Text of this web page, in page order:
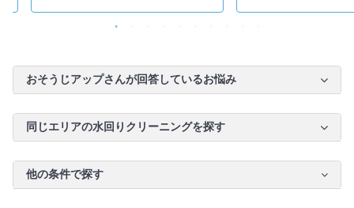
おそうじアップさんが回答しているお悩み
同じエリアの水回りクリーニングを探す
他の条件で探す